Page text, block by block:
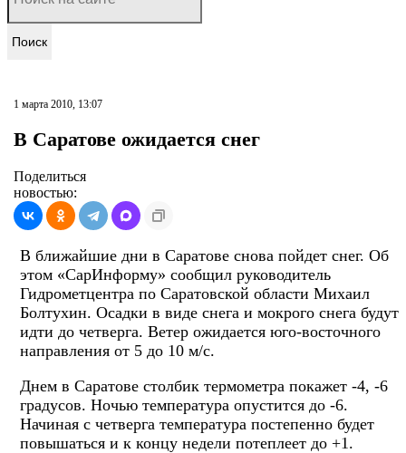
Поиск
1 марта 2010, 13:07
В Саратове ожидается снег
Поделиться
новостью:
В ближайшие дни в Саратове снова пойдет снег. Об
этом «СарИнформу» сообщил руководитель
Гидрометцентра по Саратовской области Михаил
Болтухин. Осадки в виде снега и мокрого снега будут
идти до четверга. Ветер ожидается юго-восточного
направления от 5 до 10 м/с.
Днем в Саратове столбик термометра покажет -4, -6
градусов. Ночью температура опустится до -6.
Начиная с четверга температура постепенно будет
повышаться и к концу недели потеплеет до +1.